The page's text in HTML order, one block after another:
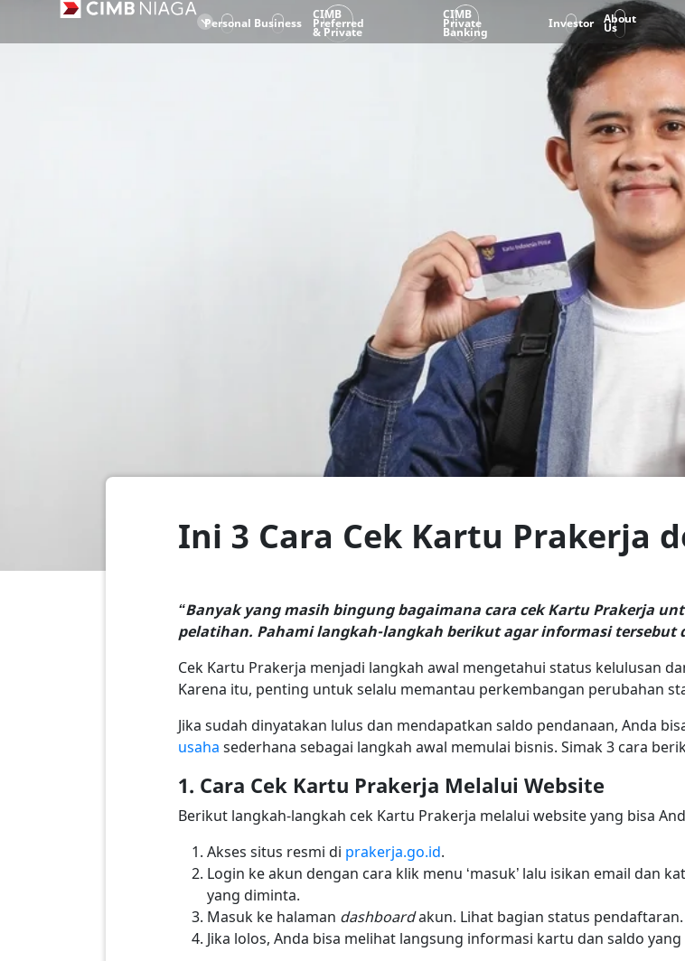
Personal Business
CIMB
Preferred
& Private
CIMB
Private
Banking
Investor About
Us
Ini 3 Cara Cek Kartu Prakerja
“Banyak yang masih bingung bagaimana cara cek Kartu Prakerja
pelatihan. Pahami langkah-langkah berikut agar informasi tersebut
Cek Kartu Prakerja menjadi langkah awal mengetahui status kelulusan
Karena itu, penting untuk selalu memantau perkembangan perubahan
Jika sudah dinyatakan lulus dan mendapatkan saldo pendanaan, Anda
usaha sederhana sebagai langkah awal memulai bisnis. Simak 3 cara
1. Cara Cek Kartu Prakerja Melalui Website
Berikut langkah-langkah cek Kartu Prakerja melalui website yang bisa
Akses situs resmi di prakerja.go.id.
Login ke akun dengan cara klik menu ‘masuk’ lalu isikan email dan
yang diminta.
Masuk ke halaman dashboardakun. Lihat bagian status pendaftaran.
Jika lolos, Anda bisa melihat langsung informasi kartu dan saldo